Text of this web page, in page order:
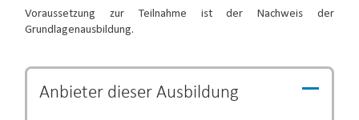
Voraussetzung zur Teilnahme ist der Nachweis der
Grundlagenausbildung.
Anbieter dieserAusbildung